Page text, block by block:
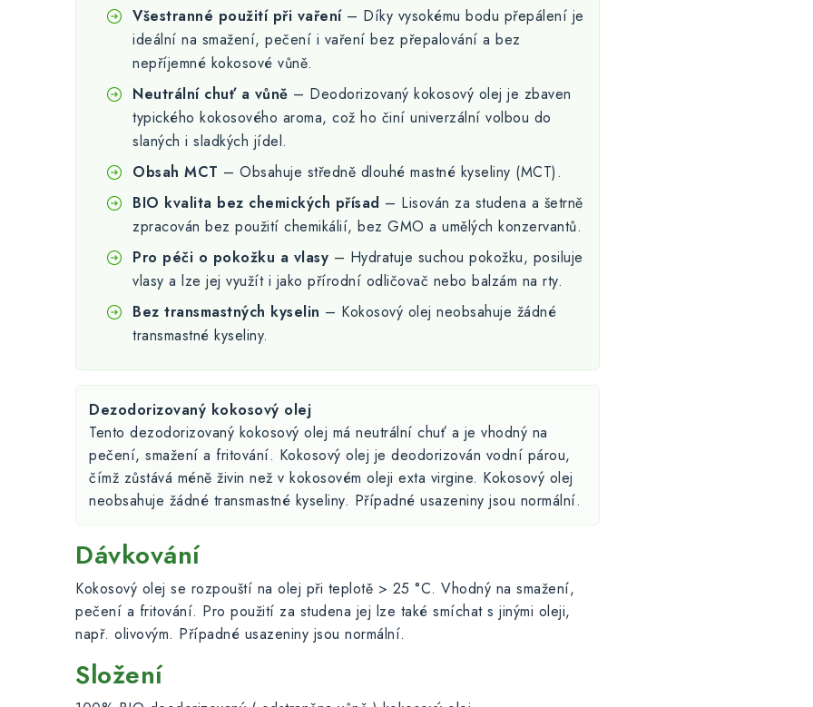
Všestranné použití při vaření– Díky vysokému bodu přepálení je
ideální na smažení, pečení i vaření bez přepalování a bez
nepříjemné kokosové vůně.
Neutrální chuť a vůně – Deodorizovaný kokosový olej je zbaven
typického kokosového aroma, což ho činí univerzální volbou do
slaných i sladkých jídel.
Obsah MCT – Obsahuje středně dlouhé mastné kyseliny (MCT).
BIO kvalita bez chemických přísad – Lisován za studena a šetrně
zpracován bez použití chemikálií, bez GMO a umělých konzervantů.
Pro péči o pokožku a vlasy – Hydratuje suchou pokožku, posiluje
vlasy a lze jej využít i jako přírodní odličovač nebo balzám na rty.
Bez transmastných kyselin – Kokosový olej neobsahuje žádné
transmastné kyseliny.
Dezodorizovaný kokosový olej
Tento dezodorizovaný kokosový olej má neutrální chuť a je vhodný na
pečení, smažení a fritování. Kokosový olej je deodorizován vodní párou,
čímž zůstává méně živin než v kokosovém oleji exta virgine. Kokosový olej
neobsahuje žádné transmastné kyseliny. Případné usazeniny jsou normální.
Dávkování
Kokosový olej se rozpouští na olej při teplotě > 25 °C. Vhodný na smažení,
pečení a fritování. Pro použití za studena jej lze také smíchat s jinými oleji,
např. olivovým. Případné usazeniny jsou normální.
Složení